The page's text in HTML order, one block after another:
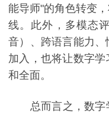
能导师"的角色转变
线。此外，多模态
音）、跨语言能力
加入，也将让数字
和全面。
总而言之，数字